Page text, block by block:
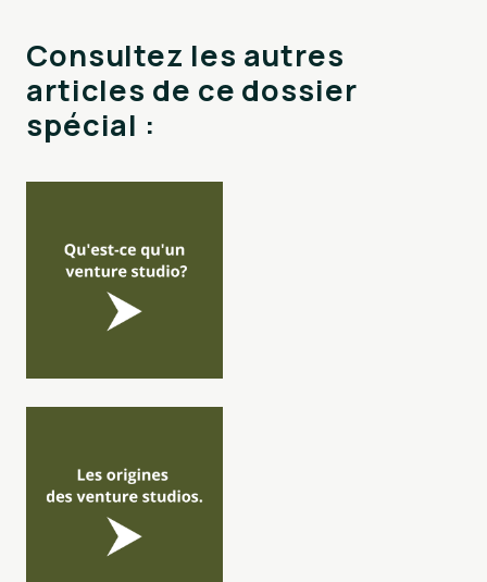
Consultez les autres
articles de ce dossier
spécial :